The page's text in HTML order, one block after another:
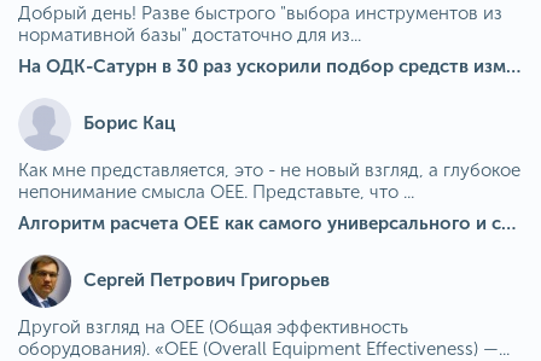
Добрый день! Разве быстрого "выбора инструментов из
нормативной базы" достаточно для из...
На ОДК-Сатурн в 30 раз ускорили подбор средств измерения для контроля качества продукции
Борис Кац
Как мне представляется, это - не новый взгляд, а глубокое
непонимание смысла OEE. Представьте, что ...
Алгоритм расчета ОЕЕ как самого универсального и современного показателя эффективности оборудования в мире
Сергей Петрович Григорьев
Другой взгляд на OEE (Общая эффективность
оборудования). «OEE (Overall Equipment Effectiveness) —...